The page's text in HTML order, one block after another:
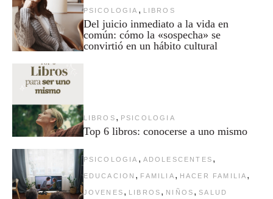
PSICOLOGIA , LIBROS
Del juicio inmediato a la vida en
común: cómo la «sospecha» se
convirtió en un hábito cultural
LIBROS , PSICOLOGIA
Top 6 libros: conocerse a uno mismo
PSICOLOGIA , ADOLESCENTES ,
EDUCACION , FAMILIA , HACER FAMILIA ,
JOVENES , LIBROS , NIÑOS , SALUD